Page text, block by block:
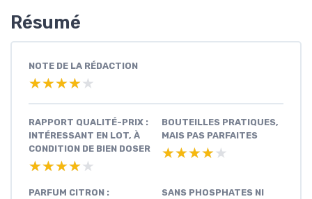
Résumé
NOTE DE LA RÉDACTION
★★★★★
★★★★★
RAPPORT QUALITÉ-PRIX :
INTÉRESSANT EN LOT, À
CONDITION DE BIEN DOSER
★★★★★
★★★★★
BOUTEILLES PRATIQUES,
MAIS PAS PARFAITES
★★★★★
★★★★★
PARFUM CITRON :
SANS PHOSPHATES NI